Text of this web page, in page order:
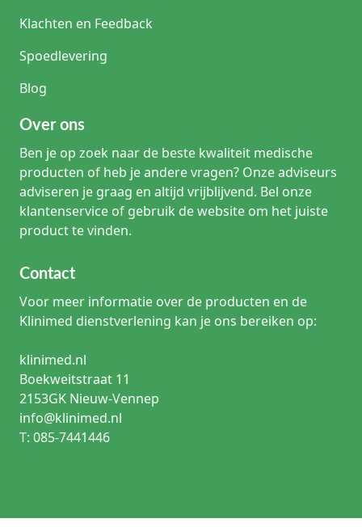
Klachten en Feedback
Spoedlevering
Blog
Over ons
Ben je op zoek naar de beste kwaliteit medische
producten of heb je andere vragen? Onze adviseurs
adviseren je graag en altijd vrijblijvend. Bel onze
klantenservice of gebruik de website om het juiste
product te vinden.
Contact
Voor meer informatie over de producten en de
Klinimed dienstverlening kan je ons bereiken op:
klinimed.nl
Boekweitstraat 11
2153GK Nieuw-Vennep
info@klinimed.nl
T: 085-7441446